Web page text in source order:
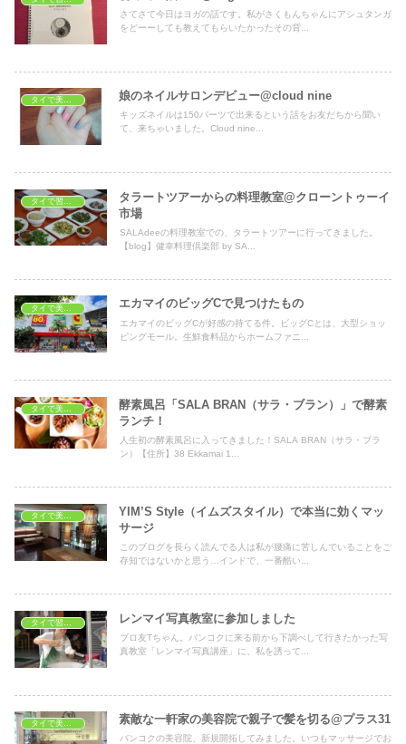
さてさて今日はヨガの話です。私がさくもんちゃんにアシュタンガ
をどーーしても教えてもらいたかったその背...
タイで美容・健康 娘のネイルサロンデビュー@cloud nine
キッズネイルは150バーツで出来るという話をお友だちから聞い
て、来ちゃいました。Cloud nine...
タラートツアーからの料理教室@クローントゥーイ
市場
SALAdeeの料理教室での、タラートツアーに行ってきました。
【blog】健幸料理倶楽部 by SA...
エカマイのビッグCで見つけたもの
エカマイのビッグCが好感の持てる件。ビッグCとは、大型ショッ
ピングモール。生鮮食料品からホームファニ...
タイで美容・健康
酵素風呂「SALA BRAN（サラ・ブラン）」で酵素
ランチ！
人生初の酵素風呂に入ってきました！SALA BRAN（サラ・ブラ
ン）【住所】38 Ekkamai 1...
YIM’S Style（イムズスタイル）で本当に効くマッ
サージ
このブログを長らく読んでる人は私が腰痛に苦しんでいることをご
存知ではないかと思う…インドで、一番酷い...
レンマイ写真教室に参加しました
ブロ友Tちゃん。バンコクに来る前から下調べして行きたかった写
真教室「レンマイ写真講座」に、私を誘って...
タイで美容・健康 素敵な一軒家の美容院で親子で髪を切る@プラス31
バンコクの美容院、新規開拓してみました。いつもマッサージでお